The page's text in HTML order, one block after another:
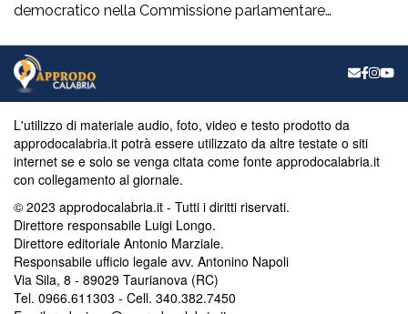
democratico nella Commissione parlamentare
imprenditrice agricola di Rosarno (Rc) la cui azienda è
stata più volte colpita da incendi, furti e danneggiamenti.
L’ultimo grave episodio si è verificato nei giorni scorsi […]
L'utilizzo di materiale audio, foto, video e testo prodotto da
approdocalabria.it potrà essere utilizzato da altre testate o siti
internet se e solo se venga citata come fonte approdocalabria.it
con collegamento al giornale.
© 2023 approdocalabria.it - Tutti i diritti riservati.
Direttore responsabile Luigi Longo.
Direttore editoriale Antonio Marziale.
Responsabile ufficio legale avv. Antonino Napoli
Via Sila, 8 - 89029 Taurianova (RC)
Tel. 0966.611303 - Cell. 340.382.7450